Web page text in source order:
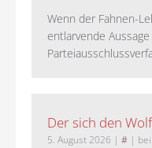
Wenn der Fahnen-
entlarvende
Der sich den
5. August 2026 | # | bei